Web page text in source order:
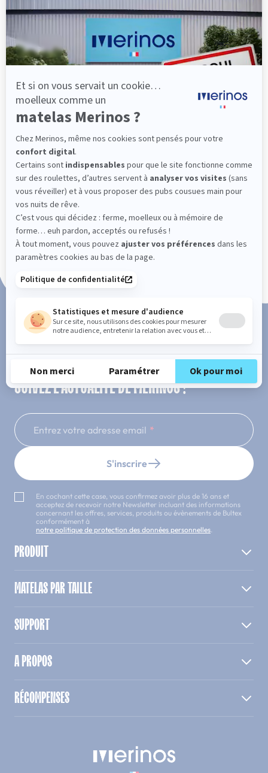
501,00 €
Découvrir
Fabrication Française
101 nuits d'essai*
Paiement en 3x ou 4x sans frais
SUIVEZ L'ACTUALITÉ DE MERINOS !
Entrez votre adresse email
S'inscrire
En cochant cette case, vous confirmez avoir plus de 16 ans et
acceptez de recevoir notre Newsletter incluant des informations
concernant les offres, services, produits ou évènements de Bultex
conformément à
notre politique de protection des données personnelles.
PRODUIT
MATELAS PAR TAILLE
SUPPORT
A PROPOS
RÉCOMPENSES